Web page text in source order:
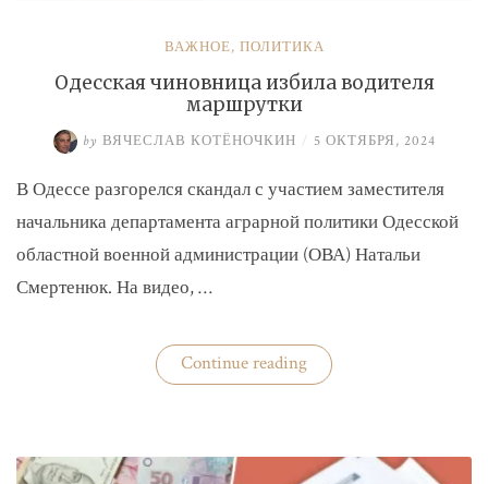
ВАЖНОЕ, ПОЛИТИКА
Одесская чиновница избила водителя
маршрутки
by ВЯЧЕСЛАВ КОТЁНОЧКИН / 5 ОКТЯБРЯ, 2024
В Одессе разгорелся скандал с участием заместителя
начальника департамента аграрной политики Одесской
областной военной администрации (ОВА) Натальи
Смертенюк. На видео, …
Continue reading«Одесская
чиновница